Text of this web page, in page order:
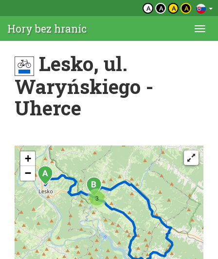
A A A A
Hory bez hraníc
Lesko, ul.
Waryńskiego -
Uherce
3
+
−